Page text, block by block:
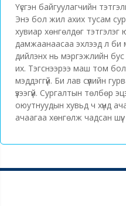
Үүсгэн байгуулагчийн
Энэ бол жил ахих тусам
хувиар хөнгөлдөг тэтгэлэг
дамжаанаасаа эхлээд л
дийлэнх нь мэргэжлийн
их. Тэгснээрээ маш том
мэддэггүй. Би лав сүүлийн
үзээгүй. Сургалтын төлбөр
оюутнуудын хувьд ч хүнд
ачаагаа хөнгөлж чадсан шүү.